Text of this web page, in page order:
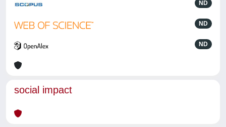
ND
ND
ND
social impact